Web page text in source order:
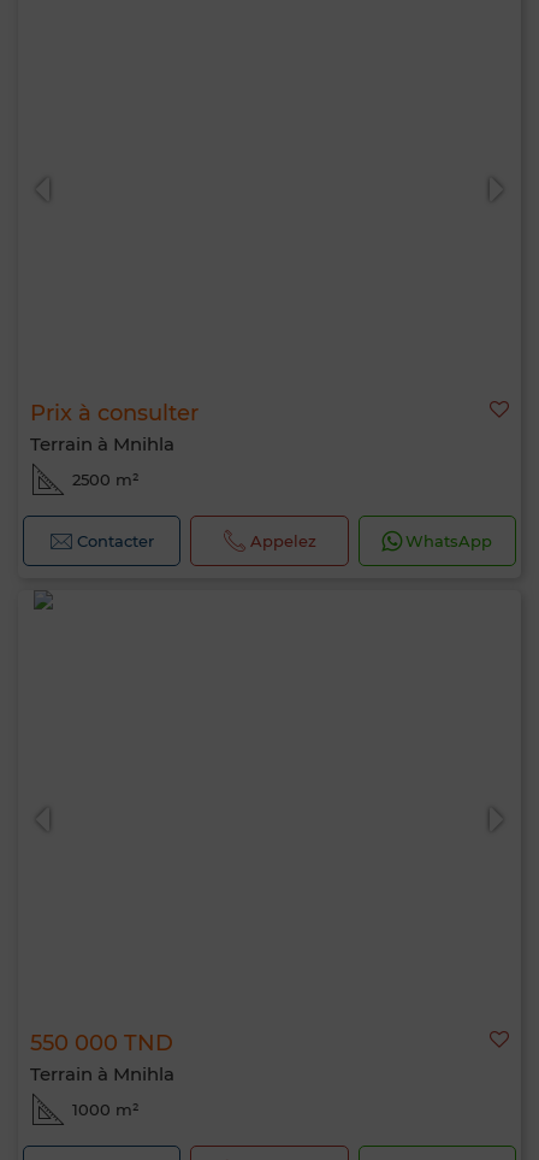
Prix à consulter
Terrain à Mnihla
2500 m²
Contacter Appelez WhatsApp
550 000 TND
Terrain à Mnihla
1000 m²